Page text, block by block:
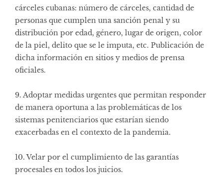
cárceles cubanas: número de cárceles, cantidad de
personas que cumplen una sanción penal y su
distribución por edad, género, lugar de origen, color
de la piel, delito que se le imputa, etc. Publicación de
dicha información en sitios y medios de prensa
oficiales.
9. Adoptar medidas urgentes que permitan responder
de manera oportuna a las problemáticas de los
sistemas penitenciarios que estarían siendo
exacerbadas en el contexto de la pandemia.
10. Velar por el cumplimiento de las garantías
procesales en todos los juicios.